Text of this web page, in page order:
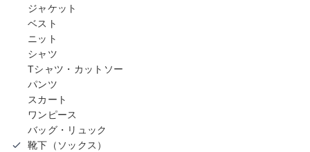
ジャケット
ベスト
ニット
シャツ
Tシャツ・カットソー
パンツ
スカート
ワンピース
バッグ・リュック
靴下（ソックス）